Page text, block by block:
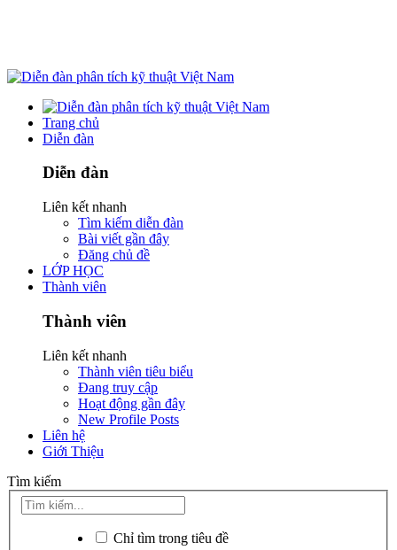
Trang chủ
Diễn đàn
Diễn đàn
Liên kết nhanh
Tìm kiếm diễn đàn
Bài viết gần đây
Đăng chủ đề
LỚP HỌC
Thành viên
Thành viên
Liên kết nhanh
Thành viên tiêu biểu
Đang truy cập
Hoạt động gần đây
New Profile Posts
Liên hệ
Giới Thiệu
Tìm kiếm
Chỉ tìm trong tiêu đề